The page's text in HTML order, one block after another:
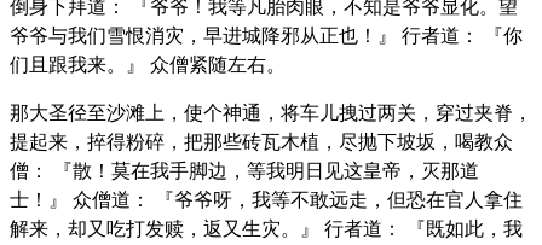
倒身下拜道： 『爷爷！我等凡胎肉眼，不知是爷爷显化。望
爷爷与我们雪恨消灾，早进城降邪从正也！』 行者道： 『你
们且跟我来。』 众僧紧随左右。
那大圣径至沙滩上，使个神通，将车儿拽过两关，穿过夹脊，
提起来，捽得粉碎，把那些砖瓦木植，尽抛下坡坂，喝教众
僧： 『散！莫在我手脚边，等我明日见这皇帝，灭那道
士！』 众僧道： 『爷爷呀，我等不敢远走，但恐在官人拿住
解来，却又吃打发赎，返又生灾。』 行者道： 『既如此，我